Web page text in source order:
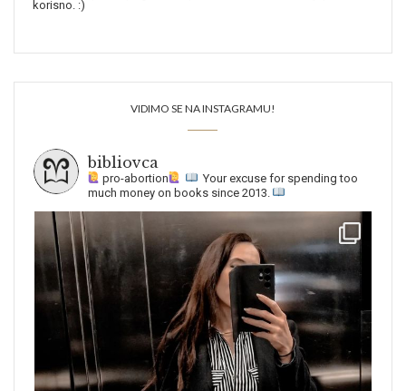
korisno. :)
VIDIMO SE NA INSTAGRAMU!
bibliovca
pro-abortion
Your excuse for spending too
much money on books since 2013.